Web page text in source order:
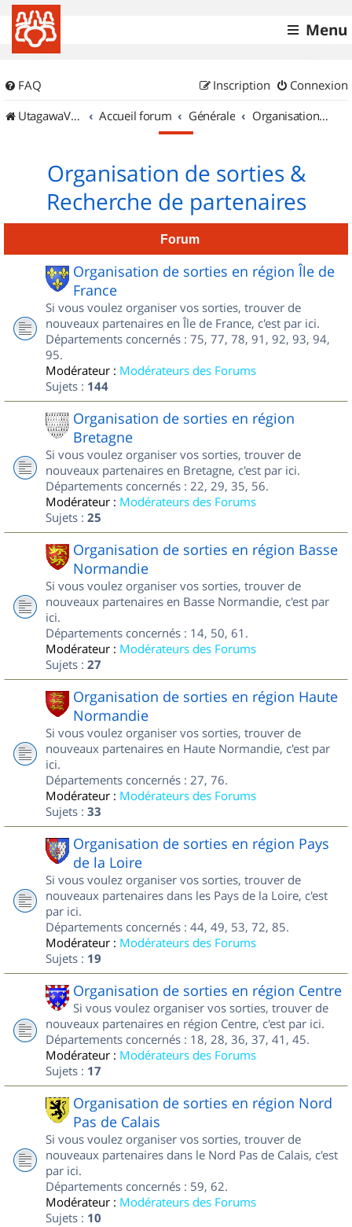
Menu
FAQ Connexion
Inscription
UtagawaVTT (Randos VTT et VTTAE avec traces GPS)
Accueil forum Générale Organisation de sorties & Recherche de partenaires
Organisation de sorties &
Recherche de partenaires
Forum
Organisation de sorties en région Île de
France
Si vous voulez organiser vos sorties, trouver de
nouveaux partenaires en Île de France, c'est par ici.
Départements concernés : 75, 77, 78, 91, 92, 93, 94,
95.
Modérateur : Modérateurs des Forums
Sujets : 144
Organisation de sorties en région
Bretagne
Si vous voulez organiser vos sorties, trouver de
nouveaux partenaires en Bretagne, c'est par ici.
Départements concernés : 22, 29, 35, 56.
Modérateur : Modérateurs des Forums
Sujets : 25
Organisation de sorties en région Basse
Normandie
Si vous voulez organiser vos sorties, trouver de
nouveaux partenaires en Basse Normandie, c'est par
ici.
Départements concernés : 14, 50, 61.
Modérateur : Modérateurs des Forums
Sujets : 27
Organisation de sorties en région Haute
Normandie
Si vous voulez organiser vos sorties, trouver de
nouveaux partenaires en Haute Normandie, c'est par
ici.
Départements concernés : 27, 76.
Modérateur : Modérateurs des Forums
Sujets : 33
Organisation de sorties en région Pays
de la Loire
Si vous voulez organiser vos sorties, trouver de
nouveaux partenaires dans les Pays de la Loire, c'est
par ici.
Départements concernés : 44, 49, 53, 72, 85.
Modérateur : Modérateurs des Forums
Sujets : 19
Organisation de sorties en région Centre
Si vous voulez organiser vos sorties, trouver de
nouveaux partenaires en région Centre, c'est par ici.
Départements concernés : 18, 28, 36, 37, 41, 45.
Modérateur : Modérateurs des Forums
Sujets : 17
Organisation de sorties en région Nord
Pas de Calais
Si vous voulez organiser vos sorties, trouver de
nouveaux partenaires dans le Nord Pas de Calais, c'est
par ici.
Départements concernés : 59, 62.
Modérateur : Modérateurs des Forums
Sujets : 10